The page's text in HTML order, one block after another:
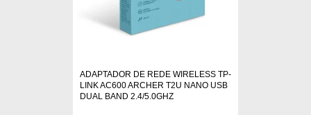
ADAPTADOR DE REDE WIRELESS TP-
LINK AC600 ARCHER T2U NANO USB
DUAL BAND 2.4/5.0GHZ